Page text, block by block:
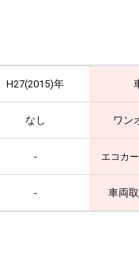
H27(2015)年
なし ワン
- エコカ
- 車両